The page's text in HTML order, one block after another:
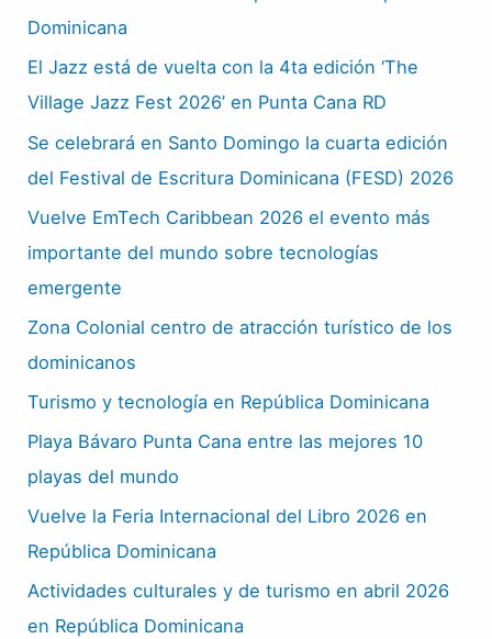
Dominicana
El Jazz está de vuelta con la 4ta edición ‘The
Village Jazz Fest 2026’ en Punta Cana RD
Se celebrará en Santo Domingo la cuarta edición
del Festival de Escritura Dominicana (FESD) 2026
Vuelve EmTech Caribbean 2026 el evento más
importante del mundo sobre tecnologías
emergente
Zona Colonial centro de atracción turístico de los
dominicanos
Turismo y tecnología en República Dominicana
Playa Bávaro Punta Cana entre las mejores 10
playas del mundo
Vuelve la Feria Internacional del Libro 2026 en
República Dominicana
Actividades culturales y de turismo en abril 2026
en República Dominicana